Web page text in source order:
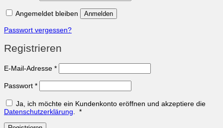
Angemeldet bleiben Anmelden
Passwort vergessen?
Registrieren
E-Mail-Adresse *Erforderlich
Passwort *Erforderlich
Ja, ich möchte ein Kundenkonto eröffnen und akzeptiere die
Datenschutzerklärung
*Erforderlich